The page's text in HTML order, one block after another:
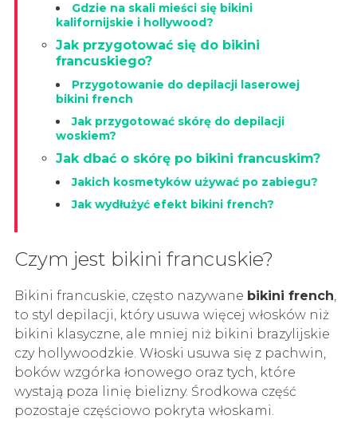
Gdzie na skali mieści się bikini
kalifornijskie i hollywood?
Jak przygotować się do bikini
francuskiego?
Przygotowanie do depilacji laserowej
bikini french
Jak przygotować skórę do depilacji
woskiem?
Jak dbać o skórę po bikini francuskim?
Jakich kosmetyków używać po zabiegu?
Jak wydłużyć efekt bikini french?
Czym jest bikini francuskie?
Bikini francuskie, często nazywane bikini french,
to styl depilacji, który usuwa więcej włosków niż
bikini klasyczne, ale mniej niż bikini brazylijskie
czy hollywoodzkie. Włoski usuwa się z pachwin,
boków wzgórka łonowego oraz tych, które
wystają poza linię bielizny. Środkowa część
pozostaje częściowo pokryta włoskami.